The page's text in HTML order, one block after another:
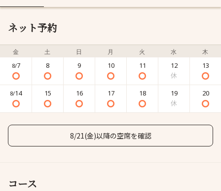
ネット予約
金 土 日 月 火 水 木
8/7 8 9 10 11 12 13
8/14 15 16 17 18 19 20
8/21(金)以降の空席を確認
コース